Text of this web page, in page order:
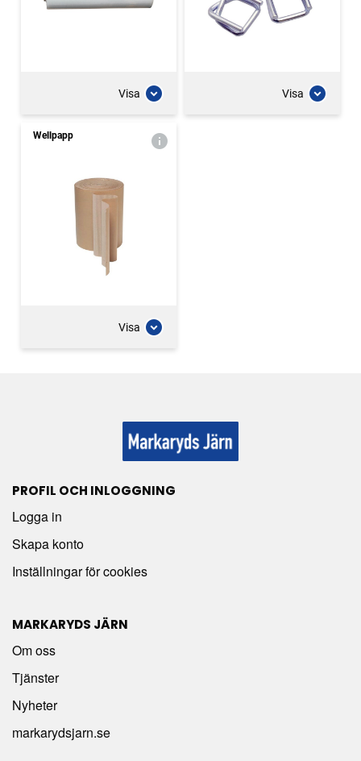
Visa Visa
Wellpapp
Visa
PROFIL OCH INLOGGNING
Logga in
Skapa konto
Inställningar för cookies
MARKARYDS JÄRN
Om oss
Tjänster
Nyheter
markarydsjarn.se